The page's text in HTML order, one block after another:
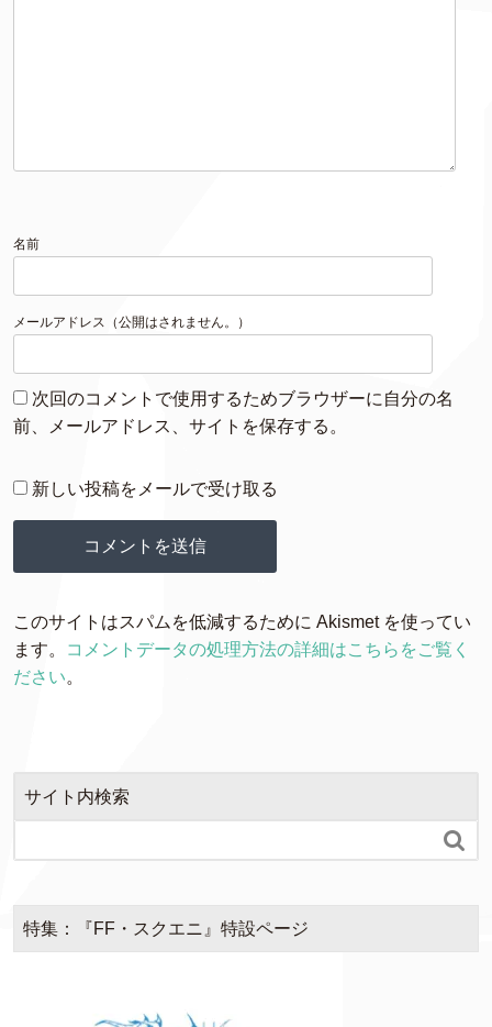
名前
メールアドレス（公開はされません。）
次回のコメントで使用するためブラウザーに自分の名
前、メールアドレス、サイトを保存する。
新しい投稿をメールで受け取る
このサイトはスパムを低減するために Akismet を使ってい
ます。
コメントデータの処理方法の詳細はこちらをご覧く
ださい。
サイト内検索

特集：『FF・スクエニ』特設ページ